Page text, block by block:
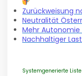
Zurückweisung
Neutralität
Mehr
Nachhaltiger
Systemgenerierte Liste